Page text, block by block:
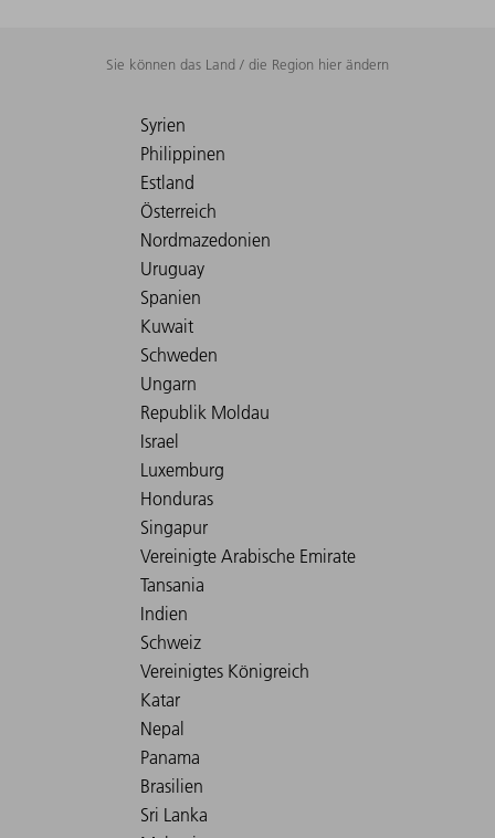
Sie können das Land / die Region hier ändern